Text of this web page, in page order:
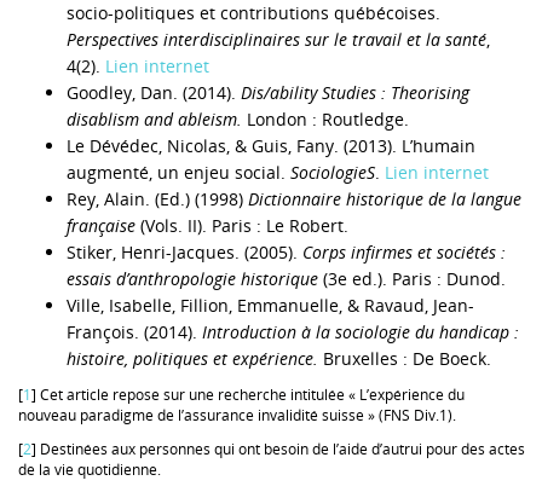
socio-politiques et contributions québécoises.
Perspectives interdisciplinaires sur le travail et la santé,
4(2). Lien internet
Goodley, Dan. (2014). Dis/ability Studies : Theorising
disablism and ableism. London : Routledge.
Le Dévédec, Nicolas, & Guis, Fany. (2013). L’humain
augmenté, un enjeu social. SociologieS. Lien internet
Rey, Alain. (Ed.) (1998) Dictionnaire historique de la langue
française (Vols. II). Paris : Le Robert.
Stiker, Henri-Jacques. (2005). Corps infirmes et sociétés :
essais d’anthropologie historique (3e ed.). Paris : Dunod.
Ville, Isabelle, Fillion, Emmanuelle, & Ravaud, Jean-
François. (2014). Introduction à la sociologie du handicap :
histoire, politiques et expérience. Bruxelles : De Boeck.
[1] Cet article repose sur une recherche intitulée « L’expérience du
nouveau paradigme de l’assurance invalidité suisse » (FNS Div.1).
[2] Destinées aux personnes qui ont besoin de l’aide d’autrui pour des actes
de la vie quotidienne.